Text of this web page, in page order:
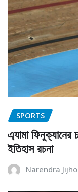
SPORTS
এ্যামা
ইতিহাস রচনা
Narendra